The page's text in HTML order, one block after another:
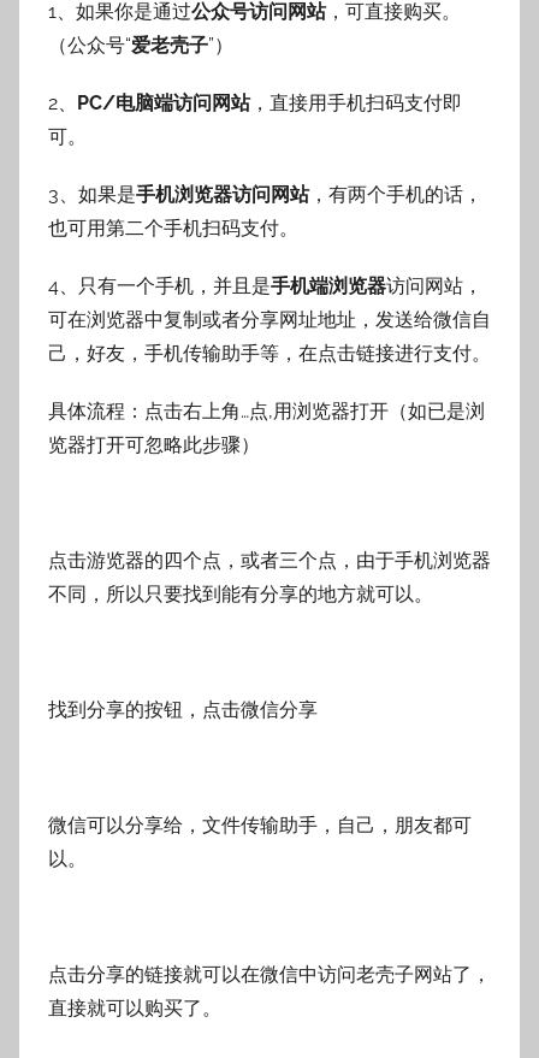
1、如果你是通过公众号访问网站，可直接购买。
（公众号“爱老壳子”）
2、 PC/电脑端访问网站，直接用手机扫码支付即
可。
3、如果是手机浏览器访问网站，有两个手机的话，
也可用第二个手机扫码支付。
4、只有一个手机，并且是手机端浏览器访问网站，
可在浏览器中复制或者分享网址地址，发送给微信自
己，好友，手机传输助手等，在点击链接进行支付。
具体流程：点击右上角…点,用浏览器打开（如已是浏
览器打开可忽略此步骤）
点击游览器的四个点，或者三个点，由于手机浏览器
不同，所以只要找到能有分享的地方就可以。
找到分享的按钮，点击微信分享
微信可以分享给，文件传输助手，自己，朋友都可
以。
点击分享的链接就可以在微信中访问老壳子网站了，
直接就可以购买了。